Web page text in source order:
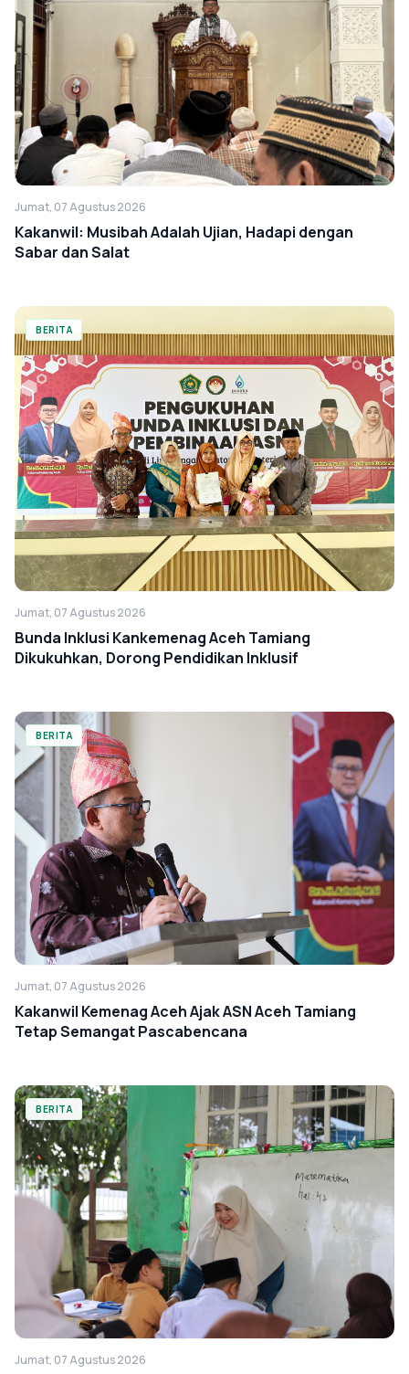
Jumat, 07 Agustus 2026
Kakanwil: Musibah Adalah Ujian, Hadapi dengan
Sabar dan Salat
BERITA
Jumat, 07 Agustus 2026
Bunda Inklusi Kankemenag Aceh Tamiang
Dikukuhkan, Dorong Pendidikan Inklusif
BERITA
Jumat, 07 Agustus 2026
Kakanwil Kemenag Aceh Ajak ASN Aceh Tamiang
Tetap Semangat Pascabencana
BERITA
Jumat, 07 Agustus 2026